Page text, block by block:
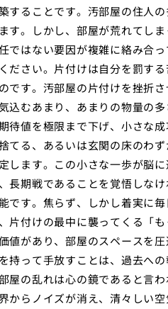
することです。汚部屋の住人
す。しかし、部屋が荒れてし
ではない要因が複雑に絡み合
ださい。片付けは自分を罰す
です。汚部屋の片付けを挫折
込むあまり、あまりの物量の
待値を極限まで下げ、小さな
てる、あるいは玄関の床のわ
します。この小さな一歩が脳
長期戦であることを覚悟しな
です。焦らず、しかし着実に
片付けの最中に襲ってくる「
値があり、部屋のスペースを
持って手放すことは、過去へ
屋の乱れは心の鏡であると言
からノイズが消え、清々しい